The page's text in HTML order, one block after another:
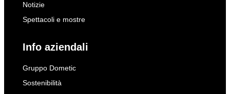
Notizie
Spettacoli e mostre
Info aziendali
Gruppo Dometic
Sostenibilità